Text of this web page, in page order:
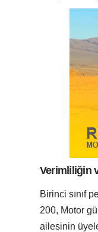
Verimliliğin
Birinci sınıf
200, Motor
ailesinin